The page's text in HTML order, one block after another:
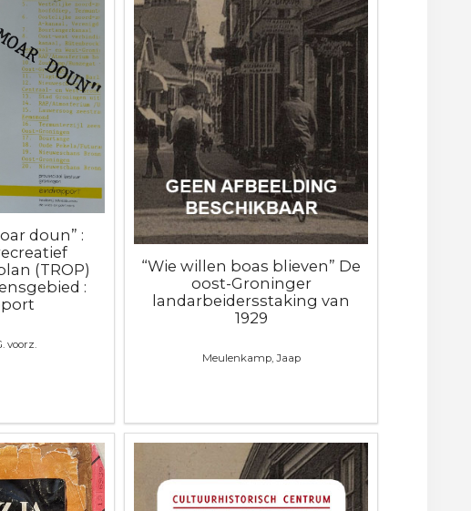
doun” :
(TROP)
:
voorz.
“Wie willen boas blieven” De
oost-Groninger
landarbeidersstaking van
1929
Meulenkamp, Jaap